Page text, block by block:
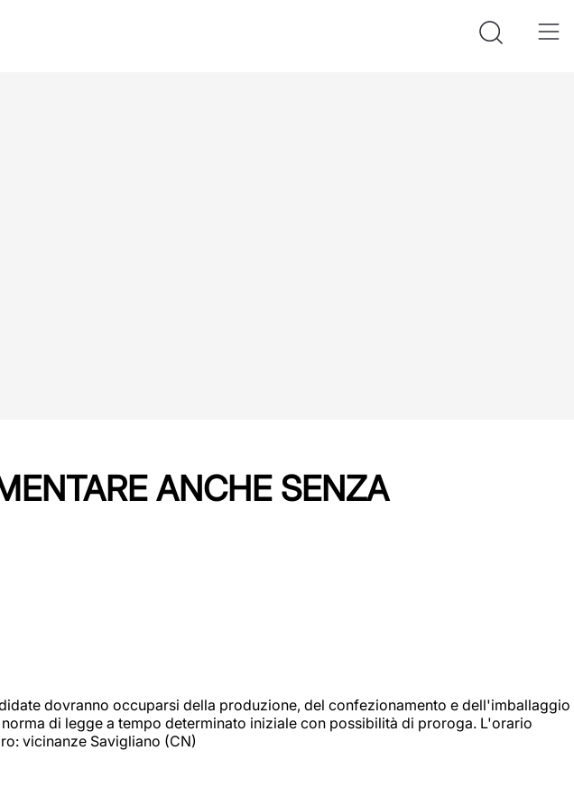
ANCHE SENZA
dovranno occuparsi della produzione, del confezionamento e dell'imballaggio
di legge a tempo determinato iniziale con possibilità di proroga. L'orario
vicinanze Savigliano (CN)